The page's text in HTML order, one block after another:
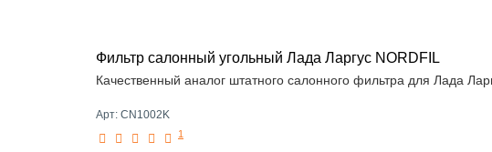
Фильтр салонный угольный Лада Ларгус NORDFIL
Качественный аналог штатного салонного фильтра для Лада
Арт: CN1002K
1